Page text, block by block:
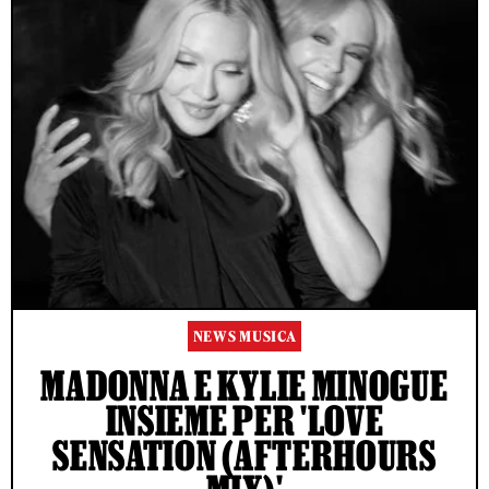
NEWS MUSICA
MADONNA E KYLIE MINOGUE
INSIEME PER 'LOVE
SENSATION (AFTERHOURS